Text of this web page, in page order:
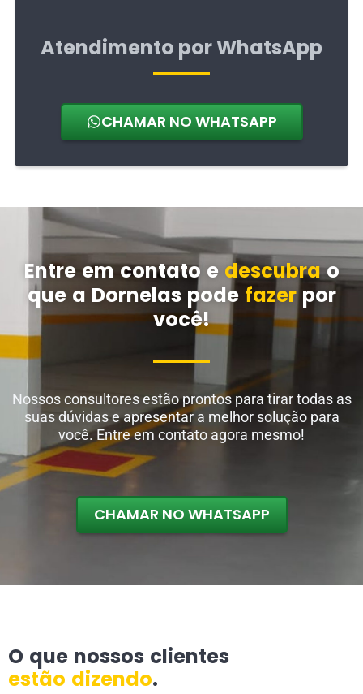
Atendimento por WhatsApp
CHAMAR NO WHATSAPP
Entre em contato e descubrao
que a Dornelas pode fazerpor
você!
Nossos consultores estão prontos para tirar todas as
suas dúvidas e apresentar a melhor solução para
você. Entre em contato agora mesmo!
CHAMAR NO WHATSAPP
O que nossos clientes
estão dizendo.